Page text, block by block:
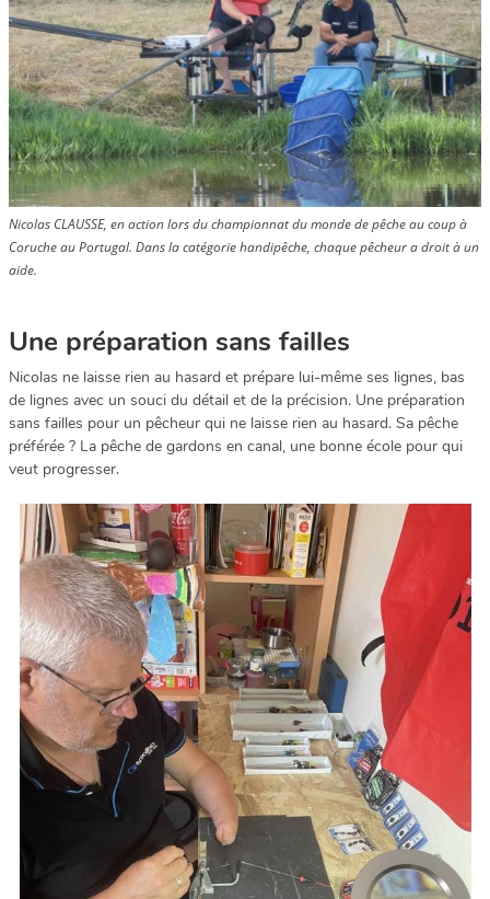
Nicolas CLAUSSE, en action lors du championnat du monde de pêche au coup à
Coruche au Portugal. Dans la catégorie handipêche, chaque pêcheur a droit à un
aide.
Une préparation sans failles
Nicolas ne laisse rien au hasard et prépare lui-même ses lignes, bas
de lignes avec un souci du détail et de la précision. Une préparation
sans failles pour un pêcheur qui ne laisse rien au hasard. Sa pêche
préférée ? La pêche de gardons en canal, une bonne école pour qui
veut progresser.